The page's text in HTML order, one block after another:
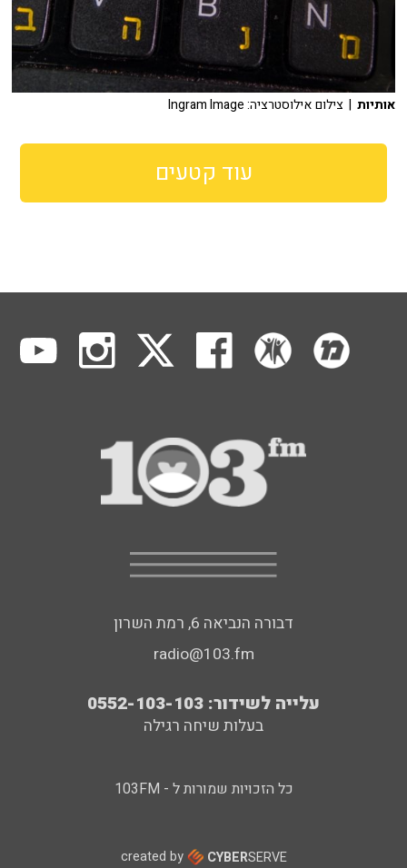
אותיות | צילום אילוסטרציה: Ingram Image
עוד קטעים
דבורה הנביאה 6, רמת השרון
radio@103.fm
עלייה לשידור: 0552-103-103
בעלות שיחה רגילה
כל הזכויות שמורות ל - 103FM
created by CYBERSERVE